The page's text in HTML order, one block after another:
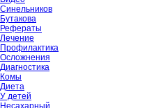
Синельников
Бутакова
Рефераты
Лечение
Профилактика
Осложнения
Диагностика
Комы
Диета
У детей
Несахарный